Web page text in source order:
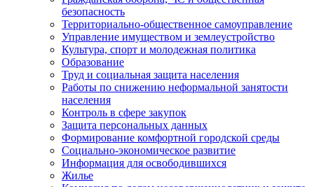
безопасность
Территориально-общественное самоуправление
Управление имуществом и землеустройство
Культура, спорт и молодежная политика
Образование
Труд и социальная защита населения
Работы по снижению неформальной занятости
населения
Контроль в сфере закупок
Защита персональных данных
Формирование комфортной городской среды
Социально-экономическое развитие
Информация для освободившихся
Жилье